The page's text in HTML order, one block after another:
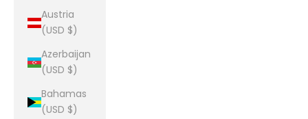
Austria
(USD $)
Azerbaijan
(USD $)
Bahamas
(USD $)